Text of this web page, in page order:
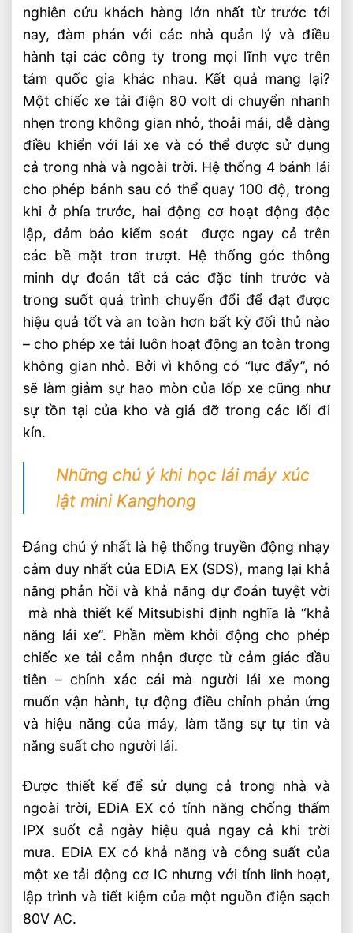
nghiên cứu khách hàng lớn nhất từ ​​trước tới
nay, đàm phán với các nhà quản lý và điều
hành tại các công ty trong mọi lĩnh vực trên
tám quốc gia khác nhau. Kết quả mang lại?
Một chiếc xe tải điện 80 volt di chuyển nhanh
nhẹn trong không gian nhỏ, thoải mái, dễ dàng
điều khiển với lái xe và có thể được sử dụng
cả trong nhà và ngoài trời. Hệ thống 4 bánh lái
cho phép bánh sau có thể quay 100 độ, trong
khi ở phía trước, hai động cơ hoạt động độc
lập, đảm bảo kiểm soát được ngay cả trên
các bề mặt trơn trượt. Hệ thống góc thông
minh dự đoán tất cả các đặc tính trước và
trong suốt quá trình chuyển đổi để đạt được
hiệu quả tốt và an toàn hơn bất kỳ đối thủ nào
– cho phép xe tải luôn hoạt động an toàn trong
không gian nhỏ. Bởi vì không có “lực đẩy”, nó
sẽ làm giảm sự hao mòn của lốp xe cũng như
sự tồn tại của kho và giá đỡ trong các lối đi
kín.
Những chú ý khi học lái máy xúc
lật mini Kanghong
Đáng chú ý nhất là hệ thống truyền động nhạy
cảm duy nhất của EDiA EX (SDS), mang lại khả
năng phản hồi và khả năng dự đoán tuyệt vời
mà nhà thiết kế Mitsubishi định nghĩa là “khả
năng lái xe”. Phần mềm khởi động cho phép
chiếc xe tải cảm nhận được từ cảm giác đầu
tiên – chính xác cái mà người lái xe mong
muốn vận hành, tự động điều chỉnh phản ứng
và hiệu năng của máy, làm tăng sự tự tin và
năng suất cho người lái.
Được thiết kế để sử dụng cả trong nhà và
ngoài trời, EDiA EX có tính năng chống thấm
IPX suốt cả ngày hiệu quả ngay cả khi trời
mưa. EDiA EX có khả năng và công suất của
một xe tải động cơ IC nhưng với tính linh hoạt,
lập trình và tiết kiệm của một nguồn điện sạch
80V AC.